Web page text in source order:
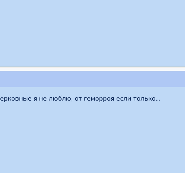
я не люблю, от геморроя если только...